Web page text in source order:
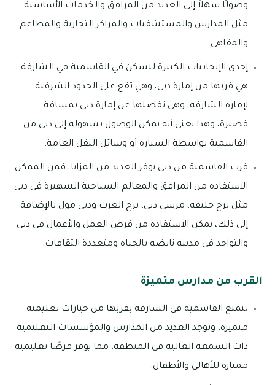
وصولًا سهلاً إلى العديد من المرافق والخدمات الأساسية
مثل المدارس والمستشفيات والمراكز التجارية والمطاعم
والمقاهي.
إحدى الإيجابيات الكبيرة للسكن في القاسمية في الشارقة
هي قربها من إمارة دبي، وهي تقع على الحدود الشرقية
لإمارة الشارقة، وهي تفصلها عن إمارة دبي بمسافة
قصيرة، وهذا يعني أنه يمكن الوصول بسهولة إلى دبي من
القاسمية بواسطة السيارة أو وسائل النقل العامة.
قرب القاسمية من دبي يوفر العديد من المزايا، فمن الممكن
الاستفادة من المرافق والمعالم السياحية الشهيرة في دبي
مثل برج خليفة، مرسى دبي، برج العرب ودبي مول بالإضافة
إلى ذلك، يمكن الاستفادة من فرص العمل والأعمال في دبي
والتواجد في مدينة نابضة بالحياة ومتعددة الثقافات.
القرب من مدارس متميزة
تتمتع القاسمية في الشارقة بقربها من خيارات تعليمية
متميزة، وتوجد العديد من المدارس والمؤسسات التعليمية
ذات السمعة العالية في المنطقة، مما يوفر فرصًا تعليمية
ممتازة للأهالي والأطفال.